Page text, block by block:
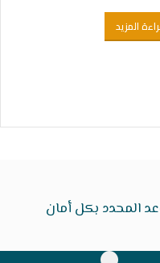
المزيد
المحدد بكل أمان